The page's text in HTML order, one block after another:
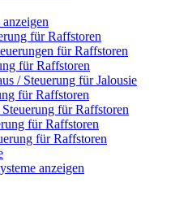
für Raffstoren
für Raffstoren
für Raffstoren
/ Steuerung für Jalousie
für Raffstoren
für Raffstoren
für Raffstoren
für Raffstoren
anzeigen